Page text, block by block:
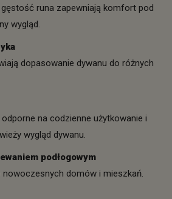
runa zapewniają komfort pod
wygląd.
dopasowanie dywanu do różnych
na codzienne użytkowanie i
wygląd dywanu.
podłogowym
nowoczesnych domów i mieszkań.